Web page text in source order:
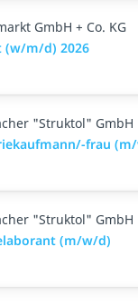
GmbH + Co. KG
(w/m/d) 2026
"Struktol" GmbH
frau
"Struktol" GmbH
(m/w/d)